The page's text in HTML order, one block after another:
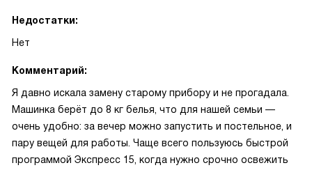
Недостатки:
Нет
Комментарий:
Я давно искала замену старому прибору и не прогадала.
Машинка берёт до 8 кг белья, что для нашей семьи —
очень удобно: за вечер можно запустить и постельное, и
пару вещей для работы. Чаще всего пользуюсь быстрой
программой Экспресс 15, когда нужно срочно освежить